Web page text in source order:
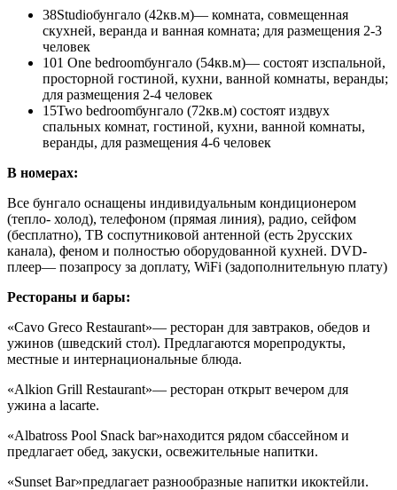
38Studioбунгало (42кв.м)— комната, совмещенная
скухней, веранда и ванная комната; для размещения 2-3
человек
101 One bedroomбунгало (54кв.м)— состоят изспальной,
просторной гостиной, кухни, ванной комнаты, веранды;
для размещения 2-4 человек
15Two bedroomбунгало (72кв.м) состоят издвух
спальных комнат, гостиной, кухни, ванной комнаты,
веранды, для размещения 4-6 человек
В номерах:
Все бунгало оснащены индивидуальным кондиционером
(тепло- холод), телефоном (прямая линия), радио, сейфом
(бесплатно), ТВ соспутниковой антенной (есть 2русских
канала), феном и полностью оборудованной кухней. DVD-
плеер— позапросу за доплату, WiFi (задополнительную плату)
Рестораны и бары:
«Cavo Greco Restaurant»— ресторан для завтраков, обедов и
ужинов (шведский стол). Предлагаются морепродукты,
местные и интернациональные блюда.
«Alkion Grill Restaurant»— ресторан открыт вечером для
ужина a lacarte.
«Albatross Pool Snack bar»находится рядом сбассейном и
предлагает обед, закуски, освежительные напитки.
«Sunset Bar»предлагает разнообразные напитки икоктейли.